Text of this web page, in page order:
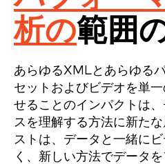
析の範囲
あらゆるXMLとあらゆる
セットおよびビデオを単
せることのインパクトは
スを理解する方法に新た
ストは、データと一緒に
く、新しい方法でデータ